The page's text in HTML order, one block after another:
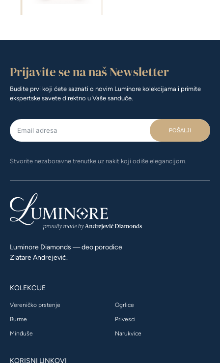
Prijavite se na naš Newsletter
Budite prvi koji ćete saznati o novim Luminore kolekcijama i primite
ekspertske savete direktno u Vaše sanduče.
POŠALJI
Stvorite nezaboravne trenutke uz nakit koji odiše elegancijom.
Luminore Diamonds — deo porodice
Zlatare Andrejević.
KOLEKCIJE
Vereničko prstenje
Burme
Minđuše
Ogrlice
Privesci
Narukvice
KORISNI LINKOVI